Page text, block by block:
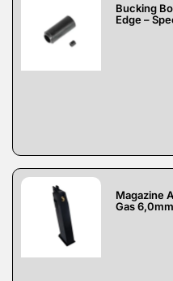
Bucking
Edge –
Magazine
Gas 6,0mm